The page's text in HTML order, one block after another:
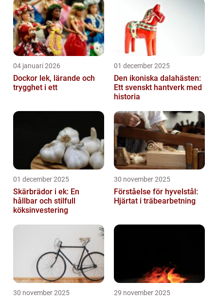
04 januari 2026
Dockor lek, lärande och
trygghet i ett
01 december 2025
Den ikoniska dalahästen:
Ett svenskt hantverk med
historia
01 december 2025
Skärbrädor i ek: En
hållbar och stilfull
köksinvestering
30 november 2025
Förståelse för hyvelstål:
Hjärtat i träbearbetning
30 november 2025 29 november 2025